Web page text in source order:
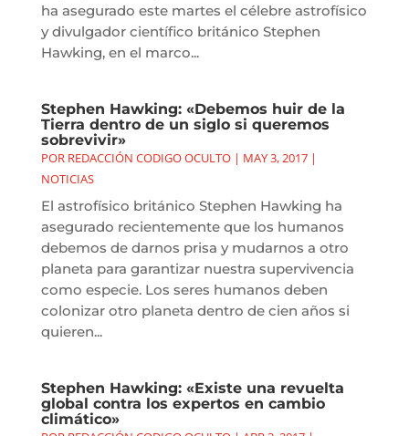
ha asegurado este martes el célebre astrofísico
y divulgador científico británico Stephen
Hawking, en el marco...
Stephen Hawking: «Debemos huir de la
Tierra dentro de un siglo si queremos
sobrevivir»
POR REDACCIÓN CODIGO OCULTO| MAY 3, 2017|
NOTICIAS
El astrofísico británico Stephen Hawking ha
asegurado recientemente que los humanos
debemos de darnos prisa y mudarnos a otro
planeta para garantizar nuestra supervivencia
como especie. Los seres humanos deben
colonizar otro planeta dentro de cien años si
quieren...
Stephen Hawking: «Existe una revuelta
global contra los expertos en cambio
climático»